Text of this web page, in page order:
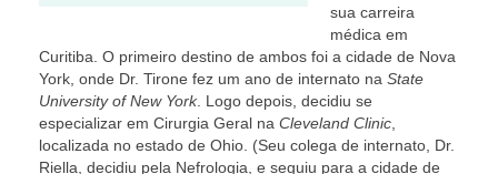
sua carreira
médica em
Curitiba. O primeiro destino de ambos foi a cidade de Nova
York, onde Dr. Tirone fez um ano de internato na State
University of New York. Logo depois, decidiu se
especializar em Cirurgia Geral na Cleveland Clinic
localizada no estado de Ohio. (Seu colega de internato, Dr.
Riella, decidiu pela Nefrologia, e seguiu para a cidade de